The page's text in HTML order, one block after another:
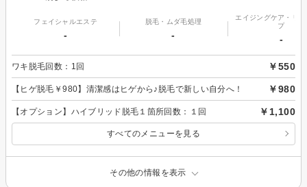
フェイシャルエステ
-
脱毛・ムダ毛処理
-
エイジングケア・リ
プ
-
ワキ脱毛回数：1回 ￥550
【ヒゲ脱毛￥980】清潔感はヒゲから♪脱毛で新しい自分へ！ ￥980
【オプション】ハイブリッド脱毛１箇所回数：１回 ￥1,100
すべてのメニューを見る
その他の情報を表示